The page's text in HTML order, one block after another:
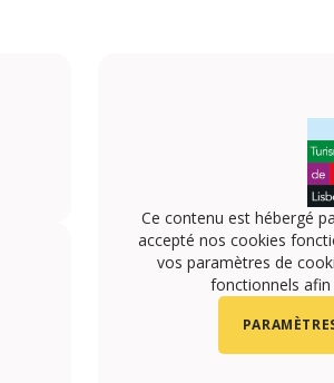
Ce contenu est hébergé
accepté nos cookies
vos paramètres de
fonctionnels